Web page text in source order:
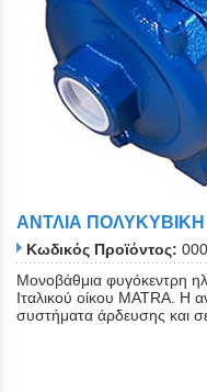
ΑΝΤΛΙΑ
Κωδικός Προϊόντος:
Μονοβάθμια φυγόκεντρη
Ιταλικού οίκου MATRA. Η
συστήματα άρδευσης και